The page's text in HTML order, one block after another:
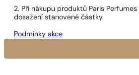
2. Při nákupu produktů Paris
dosažení stanovené částky.
Podmínky akce